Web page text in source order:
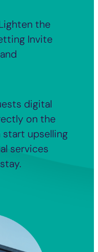
the
Invite
digital
on the
start upselling
services